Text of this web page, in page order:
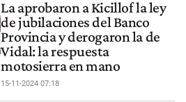
La aprobaron a Kicillof la ley
de jubilaciones del Banco
Provincia y derogaron la de
Vidal: la respuesta
motosierra en mano
15-11-2024 07:18